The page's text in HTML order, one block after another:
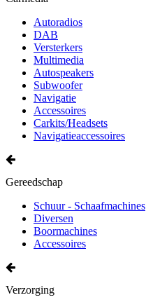
Autoradios
DAB
Versterkers
Multimedia
Autospeakers
Subwoofer
Navigatie
Accessoires
Carkits/Headsets
Navigatieaccessoires
Gereedschap
Schuur - Schaafmachines
Diversen
Boormachines
Accessoires
Verzorging